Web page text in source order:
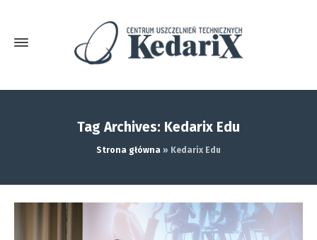
Tag Archives: Kedarix Edu
Strona główna » Kedarix Edu